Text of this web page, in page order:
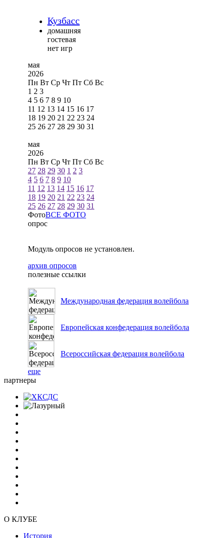
Кузбасс
домашняя
гостевая
нет игр
мая
2026
Пн Вт Ср Чт Пт Сб Вс
1 2 3
4 5 6 7 8 9 10
11 12 13 14 15 16 17
18 19 20 21 22 23 24
25 26 27 28 29 30 31
мая
2026
Пн Вт Ср Чт Пт Сб Вс
27 28 29 30 1 2 3
4 5 6 7 8 9 10
11 12 13 14 15 16 17
18 19 20 21 22 23 24
25 26 27 28 29 30 31
ФотоВСЕ ФОТО
опрос
Модуль опросов не установлен.
архив опросов
полезные ссылки
Международная федерация волейбола
Европейская конфедерация волейбола
Всероссийская федерация волейбола
еще
партнеры
О КЛУБЕ
История